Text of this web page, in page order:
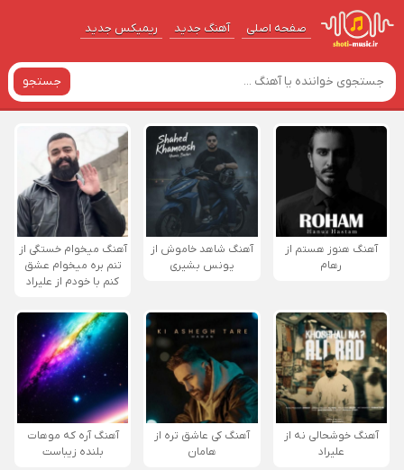
صفحه اصلی آهنگ‌ جدید ریمیکس جدید
جستجو
آهنگ هنوز هستم از
رهام
آهنگ شاهد خاموش از
یونس بشیری
آهنگ میخوام خستگی از
تنم بره میخوام عشق
کنم با خودم از علیراد
آهنگ خوشحالی نه از
علیراد
آهنگ کی عاشق تره از
هامان
آهنگ آره که موهات
بلنده زیباست